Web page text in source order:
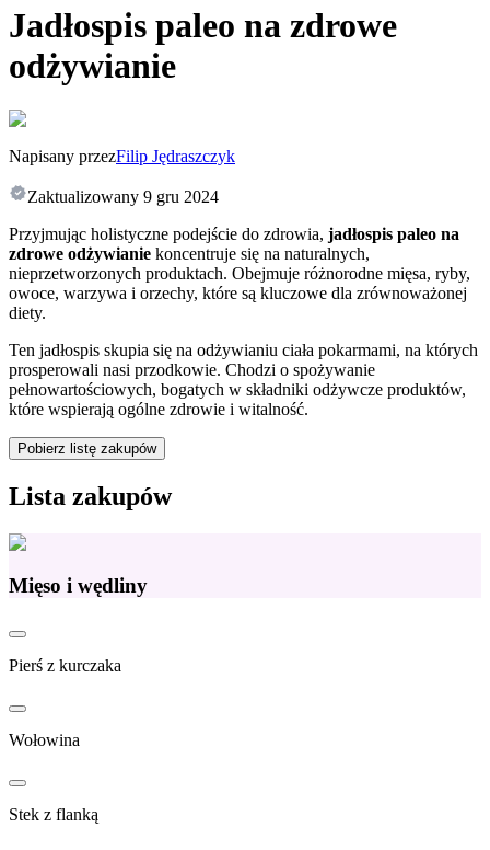
Jadłospis paleo na zdrowe
odżywianie
Napisany przezFilip Jędraszczyk
Zaktualizowany 9 gru 2024
Przyjmując holistyczne podejście do zdrowia, jadłospis paleo na
zdrowe odżywianie koncentruje się na naturalnych,
nieprzetworzonych produktach. Obejmuje różnorodne mięsa, ryby,
owoce, warzywa i orzechy, które są kluczowe dla zrównoważonej
diety.
Ten jadłospis skupia się na odżywianiu ciała pokarmami, na których
prosperowali nasi przodkowie. Chodzi o spożywanie
pełnowartościowych, bogatych w składniki odżywcze produktów,
które wspierają ogólne zdrowie i witalność.
Pobierz listę zakupów
Lista zakupów
Mięso i wędliny
Pierś z kurczaka
Wołowina
Stek z flanką